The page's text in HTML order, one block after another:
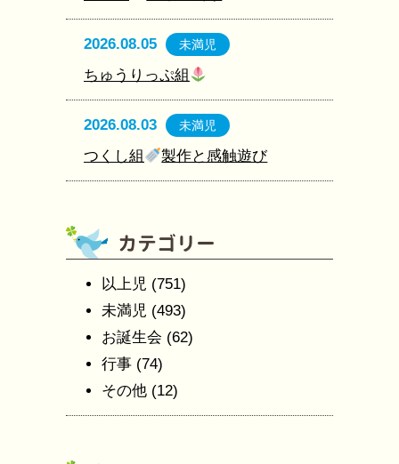
2026.08.05 未満児
ちゅうりっぷ組
2026.08.03 未満児
つくし組 製作と感触遊び
以上児 (751)
未満児 (493)
お誕生会 (62)
行事 (74)
その他 (12)